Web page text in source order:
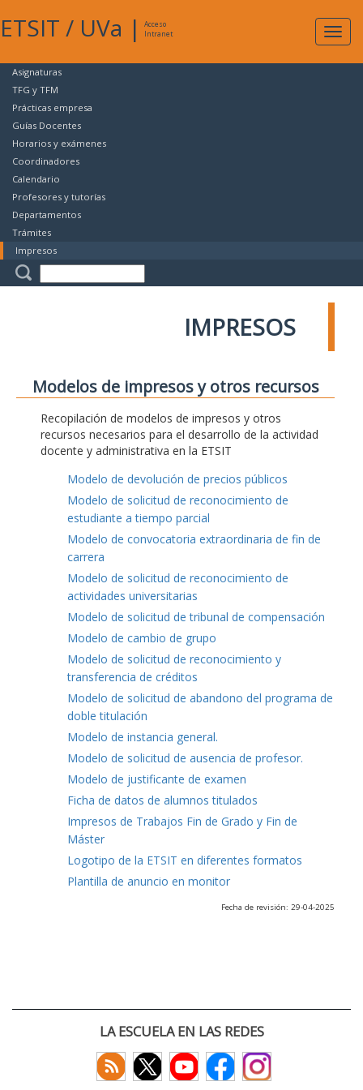
ETSIT / UVa |
Acceso
Intranet
Asignaturas
TFG y TFM
Prácticas empresa
Guías Docentes
Horarios y exámenes
Coordinadores
Calendario
Profesores y tutorías
Departamentos
Trámites
Impresos
IMPRESOS
Modelos de impresos y otros recursos
Recopilación de modelos de impresos y otros
recursos necesarios para el desarrollo de la actividad
docente y administrativa en la ETSIT
Modelo de devolución de precios públicos
Modelo de solicitud de reconocimiento de
estudiante a tiempo parcial
Modelo de convocatoria extraordinaria de fin de
carrera
Modelo de solicitud de reconocimiento de
actividades universitarias
Modelo de solicitud de tribunal de compensación
Modelo de cambio de grupo
Modelo de solicitud de reconocimiento y
transferencia de créditos
Modelo de solicitud de abandono del programa de
doble titulación
Modelo de instancia general.
Modelo de solicitud de ausencia de profesor.
Modelo de justificante de examen
Ficha de datos de alumnos titulados
Impresos de Trabajos Fin de Grado y Fin de
Máster
Logotipo de la ETSIT en diferentes formatos
Plantilla de anuncio en monitor
Fecha de revisión: 29-04-2025
LA ESCUELA EN LAS REDES